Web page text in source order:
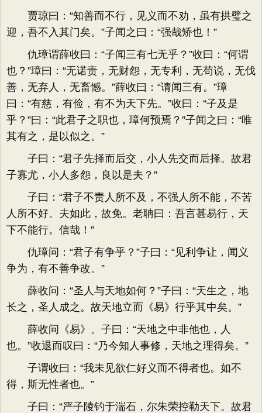
贾琼曰：“知善而不行，见义而不劝，虽有拱璧之
迎，吾不入其门矣。”子闻之曰：“强哉矫也！”
仇璋谓薛收曰：“子闻三有七无乎？”收曰：“何谓
也？”璋曰：“无诺责，无财怨，无专利，无苟说，无伐
善，无弃人，无畜憾。”薛收曰：“请闻三有。”璋
曰：“有慈，有俭，有不为天下先。”收曰：“子及是
乎？”曰：“此君子之职也，璋何预焉？”子闻之曰：“唯
其有之，是以似之。”
子曰：“君子先择而后交，小人先交而后择。故君
子寡尤，小人多怨，良以是夫？”
子曰：“君子不责人所不及，不强人所不能，不苦
人所不好。夫如此，故免。老聃曰：吾言甚易行，天
下不能行。信哉！”
仇璋问：“君子有争乎？”子曰：“见利争让，闻义
争为，有不善争改。”
薛收问：“圣人与天地如何？”子曰：“天生之，地
长之，圣人成之。故天地立而《易》行乎其中矣。”
薛收问《易》。子曰：“天地之中非他也，人
也。”收退而叹曰：“乃今知人事修，天地之理得矣。”
子谓收曰：“我未见欲仁好义而不得者也。如不
得，斯无性者也。”
子曰：“严子陵钓于湍石，尔朱荣控勒天下。故君